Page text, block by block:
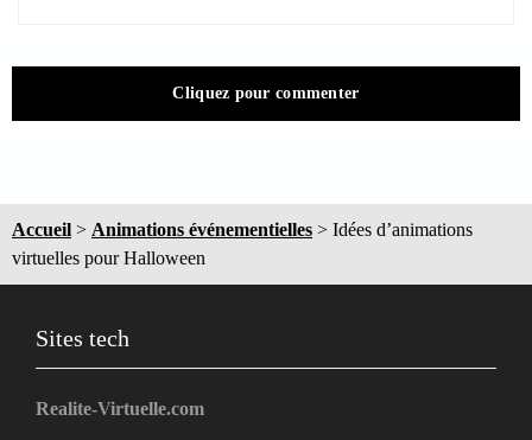
Cliquez pour commenter
Accueil > Animations événementielles > Idées d’animations
virtuelles pour Halloween
Sites tech
Realite-Virtuelle.com